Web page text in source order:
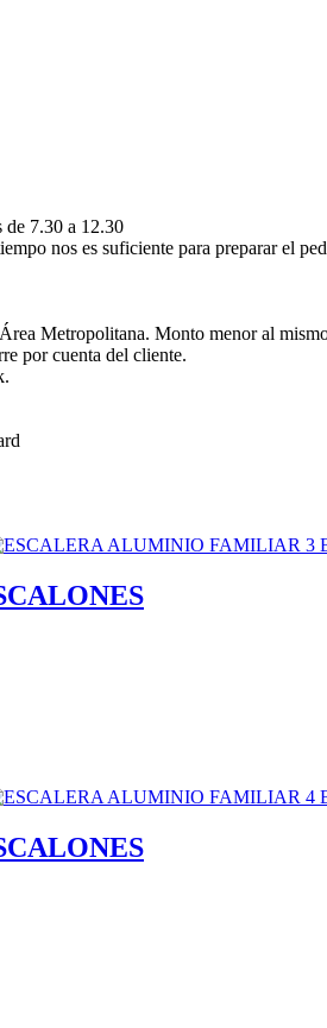
de 7.30 a 12.30
nos es suficiente para preparar el
Metropolitana. Monto menor al
por cuenta del cliente.